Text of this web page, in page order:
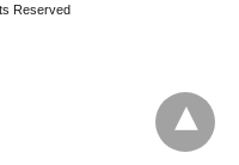
Reserved